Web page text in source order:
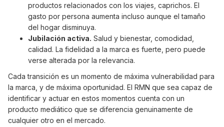
productos relacionados con los viajes, caprichos. El
gasto por persona aumenta incluso aunque el tamaño
del hogar disminuya.
Jubilación activa. Salud y bienestar, comodidad,
calidad. La fidelidad a la marca es fuerte, pero puede
verse alterada por la relevancia.
Cada transición es un momento de máxima vulnerabilidad para
la marca, y de máxima oportunidad. El RMN que sea capaz de
identificar y actuar en estos momentos cuenta con un
producto mediático que se diferencia genuinamente de
cualquier otro en el mercado.